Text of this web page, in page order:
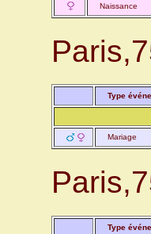
Naissance
Type
Mariage
Type